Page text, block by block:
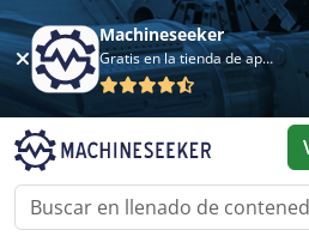
Machineseeker
Gratis en la tienda de aplicaciones